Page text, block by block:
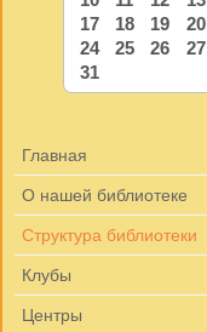
17
18 19 20
24
25 26 27
31
Главная
О нашей библиотеке
Структура библиотеки
Клубы
Центры